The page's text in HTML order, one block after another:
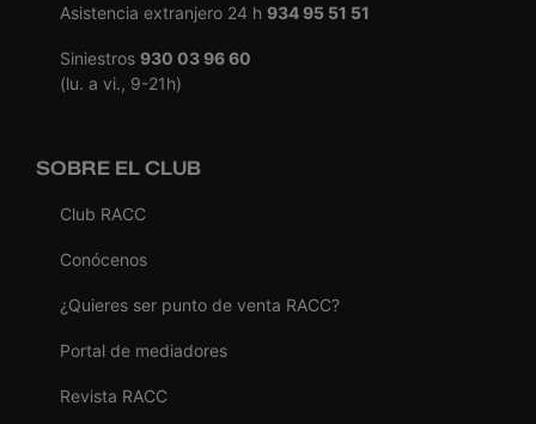
Asistencia extranjero 24 h 934 95 51 51
Siniestros 930 03 96 60
(lu. a vi., 9-21h)
SOBRE EL CLUB
Club RACC
Conócenos
¿Quieres ser punto de venta RACC?
Portal de mediadores
Revista RACC